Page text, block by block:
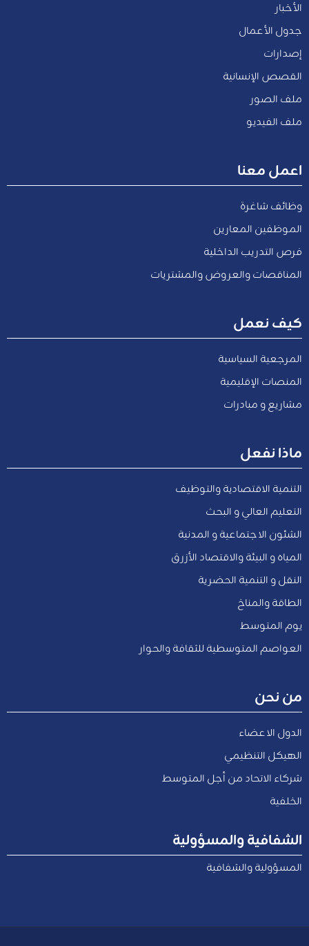
الأخبار
جدول الأعمال
إصدارات
القصص الإنسانية
ملف الصور
ملف الفيديو
اعمل معنا
وظائف شاغرة
الموظفين المعارين
فرص التدريب الداخلية
المناقصات والعروض والمشتريات
كيف نعمل
المرجعية السياسية
المنصات الإقليمية
مشاريع و مبادرات
ماذا نفعل
التنمية الاقتصادية والتوظيف
التعليم العالي و البحث
الشئون الاجتماعية و المدنية
المياه و البيئة والاقتصاد الأزرق
النقل و التنمية الحضرية
الطاقة والمناخ
يوم المتوسط
العواصم المتوسطية للثقافة والحوار
من نحن
الدول الاعضاء
الهيكل التنظيمي
شركاء الاتحاد من أجل المتوسط
الخلفية
الشفافية والمسؤولية
المسؤولية والشفافية